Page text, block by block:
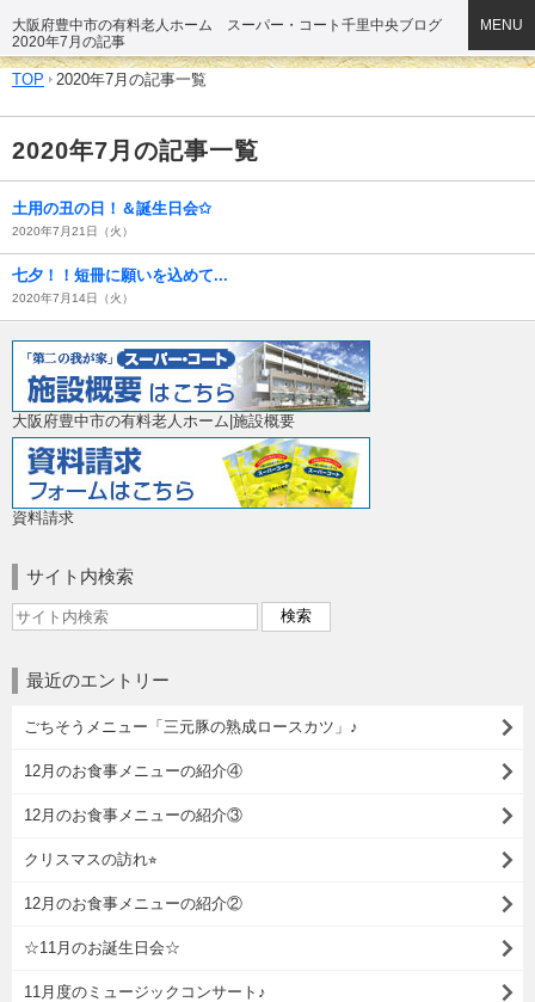
大阪府豊中市の有料老人ホーム スーパー・コート千里中央ブログ
2020年7月の記事
MENU
TOP 2020年7月の記事一覧
2020年7月の記事一覧
土用の丑の日！＆誕生日会✩
2020年7月21日（火）
七夕！！短冊に願いを込めて...
2020年7月14日（火）
大阪府豊中市の有料老人ホーム|施設概要
資料請求
サイト内検索
最近のエントリー
ごちそうメニュー「三元豚の熟成ロースカツ」♪
12月のお食事メニューの紹介④
12月のお食事メニューの紹介③
クリスマスの訪れ⭐︎
12月のお食事メニューの紹介②
☆11月のお誕生日会☆
11月度のミュージックコンサート♪